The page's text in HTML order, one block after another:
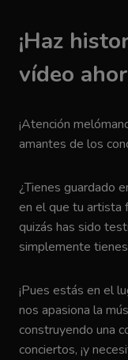
¡Haz
vídeo
¡Atención
amantes de los
¿Tienes guardado
en el que tu artista
quizás has sido
simplemente
¡Pues estás en el
nos apasiona la
construyendo una
conciertos, ¡y